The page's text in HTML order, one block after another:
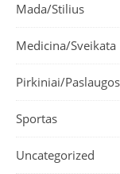
Mada/Stilius
Medicina/Sveikata
Pirkiniai/Paslaugos
Sportas
Uncategorized